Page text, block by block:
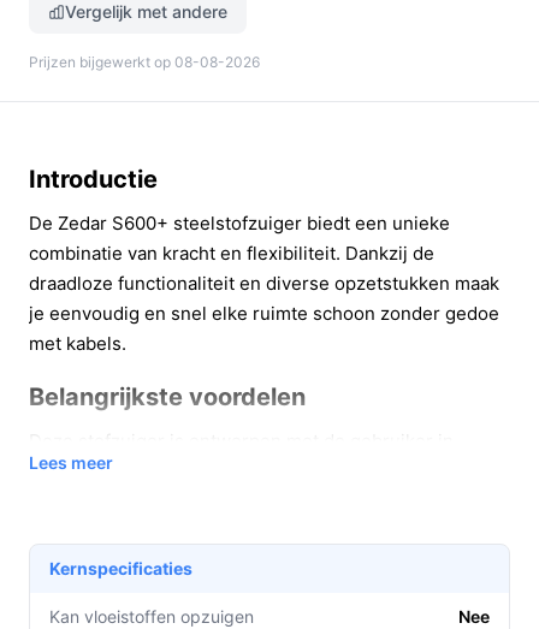
Vergelijk met andere
Prijzen bijgewerkt op 08-08-2026
Introductie
De Zedar S600+ steelstofzuiger biedt een unieke
combinatie van kracht en flexibiliteit. Dankzij de
draadloze functionaliteit en diverse opzetstukken maak
je eenvoudig en snel elke ruimte schoon zonder gedoe
met kabels.
Belangrijkste voordelen
gedachten, wat resulteert in verschillende praktische
Tot 60 minuten gebruikstijd zonder verlies van
zuigkracht, ideaal voor het grondig reinigen van
grotere ruimtes.
Lees meer
Kernspecificaties
Kan vloeistoffen opzuigen Nee